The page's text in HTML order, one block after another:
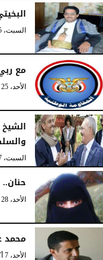
السبت، 15 ديسمبر 2018
مع
الأحد، 25 نوفمبر 2018
السبت، 17 نوفمبر 2018
الأحد، 28 أكتوبر 2018
محمد
الأحد، 7 أكتوبر 2018